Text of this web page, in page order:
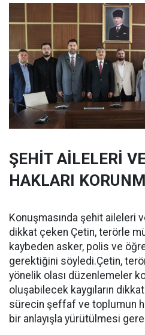
ŞEHİT AİLELERİ
HAKLARI
Konuşmasında şehit aileleri
dikkat çeken Çetin, terörle
kaybeden asker, polis ve
gerektiğini söyledi.Çetin,
yönelik olası düzenlemeler
oluşabilecek kaygıların
sürecin şeffaf ve toplumun
bir anlayışla yürütülmesi